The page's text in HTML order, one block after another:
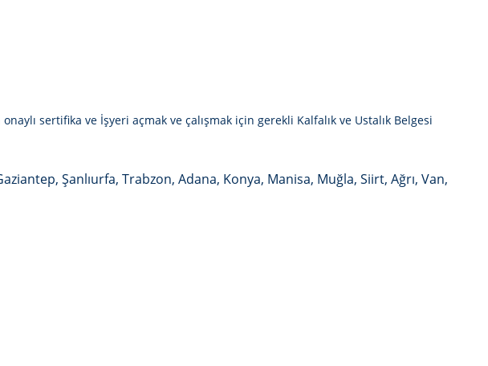
sertifika ve İşyeri açmak ve çalışmak için gerekli Kalfalık ve Ustalık Belgesi
Şanlıurfa, Trabzon, Adana, Konya, Manisa, Muğla, Siirt, Ağrı, Van,